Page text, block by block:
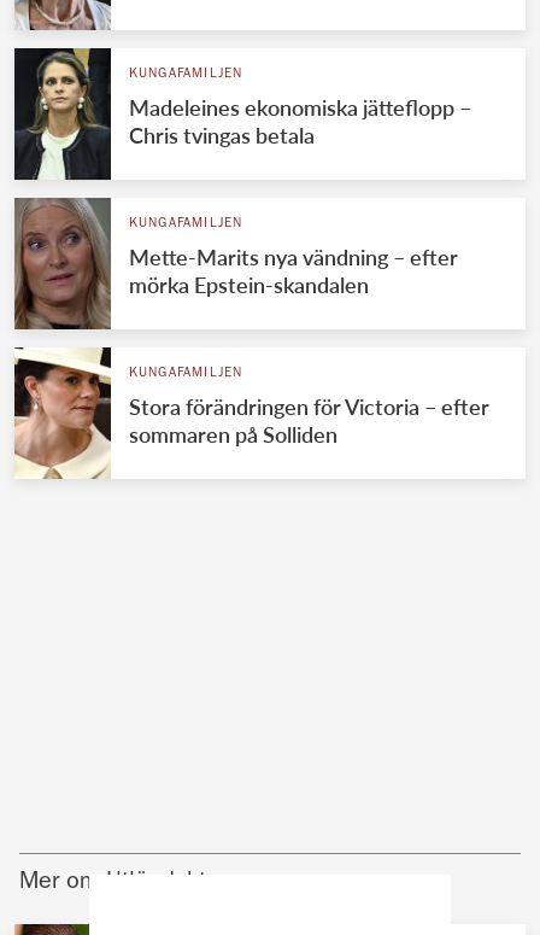
KUNGAFAMILJEN
Madeleines ekonomiska jätteflopp –
Chris tvingas betala
KUNGAFAMILJEN
Mette-Marits nya vändning – efter
mörka Epstein-skandalen
KUNGAFAMILJEN
Stora förändringen för Victoria – efter
sommaren på Solliden
Mer om Utländskt